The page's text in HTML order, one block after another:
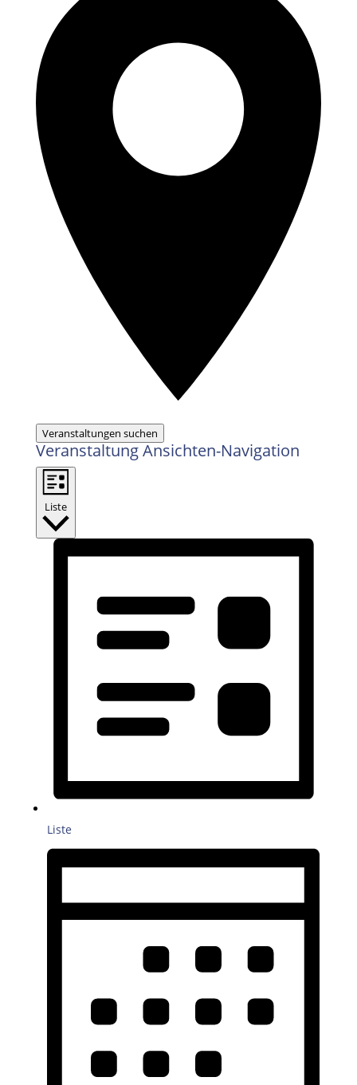
Veranstaltungen suchen
Veranstaltung Ansichten-Navigation
Liste
Liste